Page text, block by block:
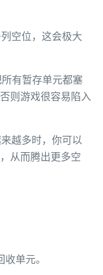
空位，这会极大
有暂存单元都塞
则游戏很容易陷入
越多时，你可以
从而腾出更多空
单元。